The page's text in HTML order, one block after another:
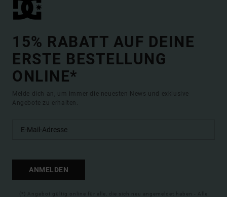
15% RABATT AUF DEINE
ERSTE BESTELLUNG
ONLINE*
Melde dich an, um immer die neuesten News und exklusive
Angebote zu erhalten.
ANMELDEN
(*) Angebot gültig online für alle, die sich neu angemeldet haben - Alle